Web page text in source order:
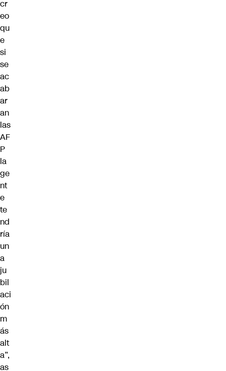
cr
eo
qu
e
si
se
ac
ab
ar
an
las
AF
P
la
ge
nt
e
te
nd
ría
un
a
ju
bil
aci
ón
m
ás
alt
a”,
as